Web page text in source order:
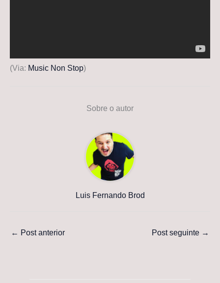
(Via: Music Non Stop)
Sobre o autor
Luis Fernando Brod
← Post anterior Post seguinte →